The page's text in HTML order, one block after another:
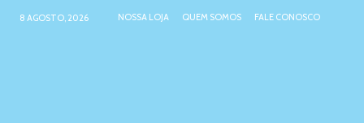
8 AGOSTO, 2026 NOSSA LOJA QUEM SOMOS FALE CONOSCO